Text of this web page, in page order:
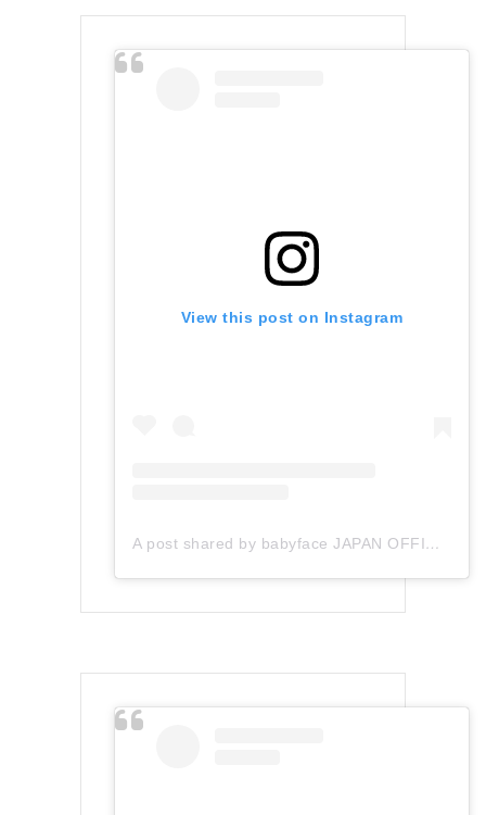
View this post on Instagram
A post shared by babyface JAPAN OFFICIAL (@babyface_japan)